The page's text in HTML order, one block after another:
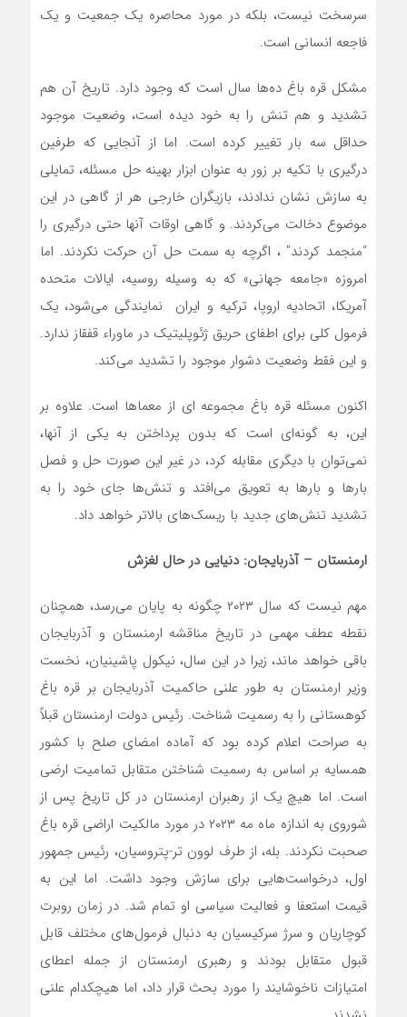
سرسخت نیست، بلکه در مورد محاصره یک جمعیت و یک
فاجعه انسانی است.
مشکل قره باغ ده‌ها سال است که وجود دارد. تاریخ آن هم
تشدید و هم تنش را به خود دیده است، وضعیت موجود
حداقل سه بار تغییر کرده است. اما از آنجایی که طرفین
درگیری با تکیه بر زور به عنوان ابزار بهینه حل مسئله، تمایلی
به سازش نشان ندادند، بازیگران خارجی هر از گاهی در این
موضوع دخالت‌ می‌کردند. و گاهی اوقات آنها حتی درگیری را
“منجمد کردند” ، اگرچه به سمت حل آن حرکت نکردند. اما
امروزه «جامعه جهانی» که به وسیله روسیه، ایالات متحده
آمریکا، اتحادیه اروپا، ترکیه و ایران نمایندگی می‌شود، یک
فرمول کلی برای اطفای حریق ژئوپلیتیک در ماوراء قفقاز ندارد.
و این فقط وضعیت دشوار موجود را تشدید‌ می‌کند.
اکنون مسئله قره باغ مجموعه ای از معماها است. علاوه بر
این، به گونه‌ای است که بدون پرداختن به یکی از آنها،
نمی‌توان با دیگری مقابله کرد، در غیر این صورت حل و فصل
بارها و بارها به تعویق می‌افتد و تنش‌ها جای خود را به
تشدید تنش‌های جدید با ریسک‌های بالاتر خواهد داد.
ارمنستان – آذربایجان: دنیایی در حال لغزش
مهم نیست که سال ۲۰۲۳ چگونه به پایان‌ می‌رسد، همچنان
نقطه عطف مهمی در تاریخ مناقشه ارمنستان و آذربایجان
باقی خواهد ماند، زیرا در این سال، نیکول پاشینیان، نخست
وزیر ارمنستان به طور علنی حاکمیت آذربایجان بر قره باغ
کوهستانی را به رسمیت شناخت. رئیس دولت ارمنستان قبلاً
به صراحت اعلام کرده بود که آماده امضای صلح با کشور
همسایه بر اساس به رسمیت شناختن متقابل تمامیت ارضی
است. اما هیچ یک از رهبران ارمنستان در کل تاریخ پس از
شوروی به اندازه ماه مه ۲۰۲۳ در مورد مالکیت اراضی قره باغ
صحبت نکردند. بله، از طرف لوون تر-پتروسیان، رئیس جمهور
اول، درخواست‌هایی برای سازش وجود داشت. اما این به
قیمت استعفا و فعالیت سیاسی او تمام شد. در زمان روبرت
کوچاریان و سرژ سرکیسیان به دنبال فرمول‌های مختلف قابل
قبول متقابل بودند و رهبری ارمنستان از جمله اعطای
امتیازات ناخوشایند را مورد بحث قرار داد، اما هیچکدام علنی